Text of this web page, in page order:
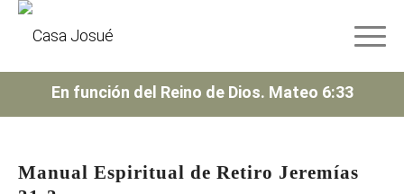
En función del Reino de Dios. Mateo 6:33
Manual Espiritual de Retiro Jeremías